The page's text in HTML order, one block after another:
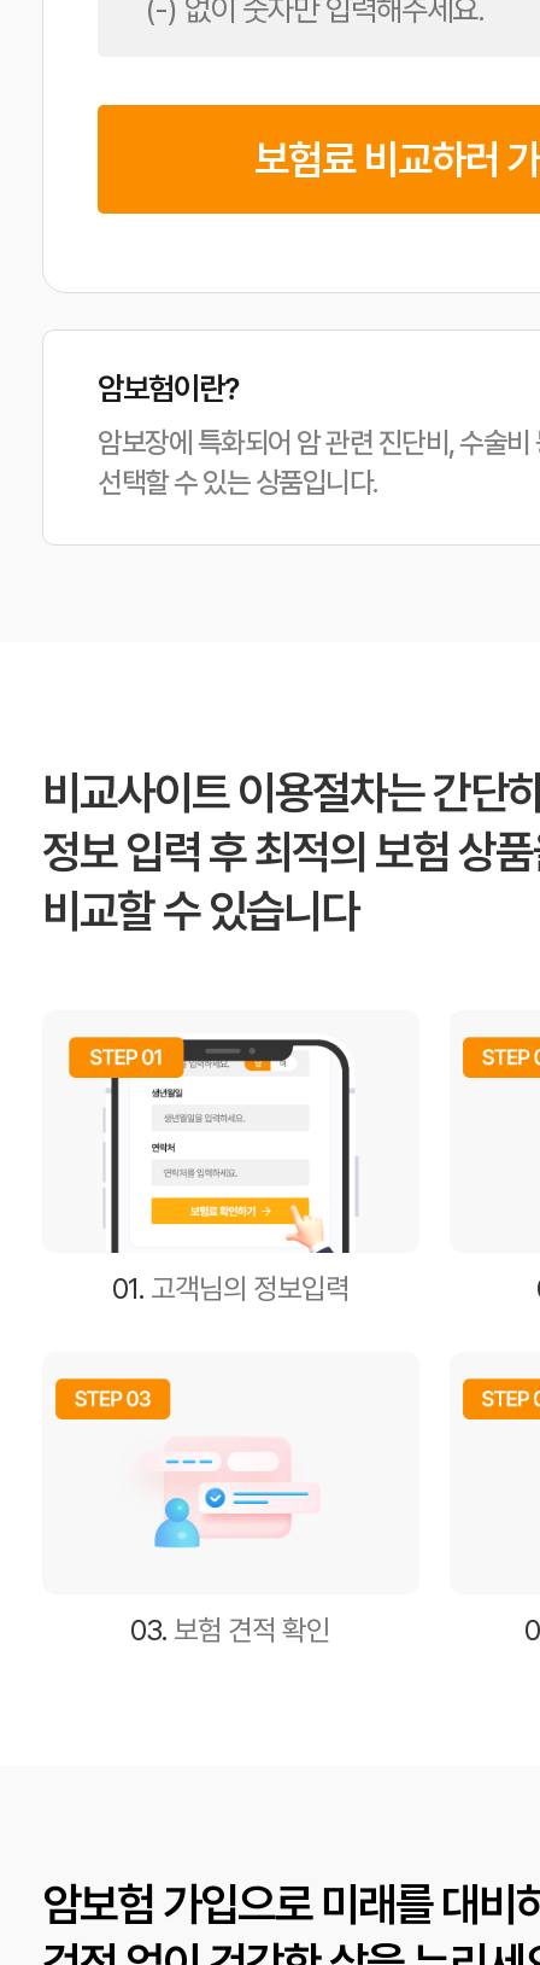
보험료 비교하러
암보험이란?
암보장에 특화되어 암 관련 진단비, 수술
선택할 수 있는 상품입니다.
비교사이트 이용절차는 간단
정보 입력 후 최적의 보험 상
비교할 수 있습니다
01. 고객님의 정보입력
03. 보험 견적 확인
암보험 가입으로 미래를 대비